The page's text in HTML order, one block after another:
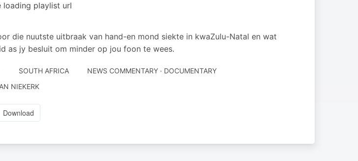
loading playlist url
die nuutste uitbraak van hand-en mond siekte in kwaZulu-Natal en wat
as jy besluit om minder op jou foon te wees.
SOUTH AFRICA
NEWS COMMENTARY · DOCUMENTARY
NIEKERK
Download